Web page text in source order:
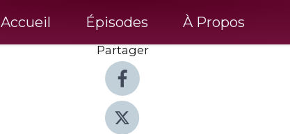
Accueil Épisodes À Propos
Partager